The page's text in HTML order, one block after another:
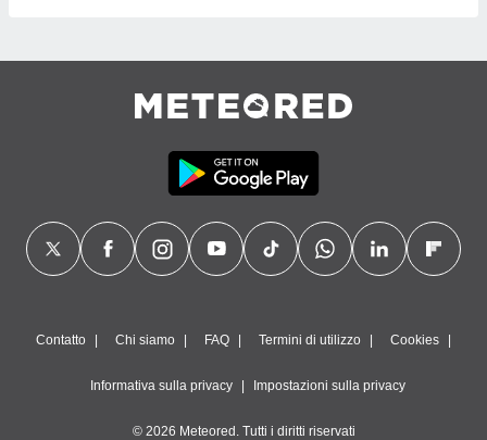
Contatto Chi siamo FAQ Termini di utilizzo Cookies
Informativa sulla privacy Impostazioni sulla privacy
© 2026 Meteored. Tutti i diritti riservati